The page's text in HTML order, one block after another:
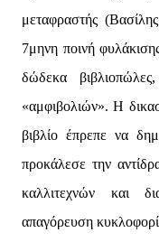
μεταφραστής
7μηνη ποινή
δώδεκα
«αμφιβολιών». Η
βιβλίο έπρεπε να
προκάλεσε την
καλλιτεχνών και
απαγόρευση